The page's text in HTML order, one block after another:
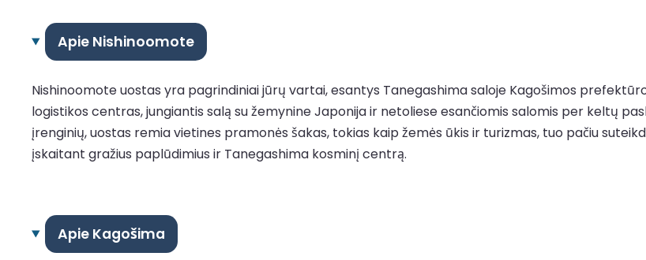
Apie Nishinoomote
Nishinoomote uostas yra pagrindiniai jūrų vartai, esantys Tanegashima saloje Kagošimos
logistikos centras, jungiantis salą su žemynine Japonija ir netoliese esančiomis salomis per keltų
įrenginių, uostas remia vietines pramonės šakas, tokias kaip žemės ūkis ir turizmas, tuo pačiu
įskaitant gražius paplūdimius ir Tanegashima kosminį centrą.
Apie Kagošima